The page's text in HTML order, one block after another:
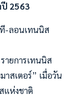
2563
-ลอนเทนนิส
ายการเทนนิส
สเตอร์” เมื่อวัน
แห่งชาติ